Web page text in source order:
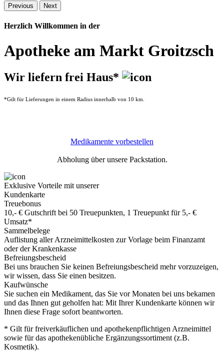
Previous Next
Herzlich Willkommen in der
Apotheke am Markt Groitzsch
Wir liefern frei Haus*
*Gilt für Lieferungen in einem Radius innerhalb von 10 km.
Medikamente vorbestellen
Abholung über unsere Packstation.
Exklusive Vorteile mit unserer
Kundenkarte
Treuebonus
10,- € Gutschrift bei 50 Treuepunkten, 1 Treuepunkt für 5,- €
Umsatz*
Sammelbelege
Auflistung aller Arzneimittelkosten zur Vorlage beim Finanzamt
oder der Krankenkasse
Befreiungsbescheid
Bei uns brauchen Sie keinen Befreiungsbescheid mehr vorzuzeigen,
wir wissen, dass Sie einen besitzen.
Kaufwünsche
Sie suchen ein Medikament, das Sie vor Monaten bei uns bekamen
und das Ihnen gut geholfen hat: Mit Ihrer Kundenkarte können wir
Ihnen diese Frage sofort beantworten.
* Gilt für freiverkäuflichen und apothekenpflichtigen Arzneimittel
sowie für das apothekenübliche Ergänzungssortiment (z.B.
Kosmetik).